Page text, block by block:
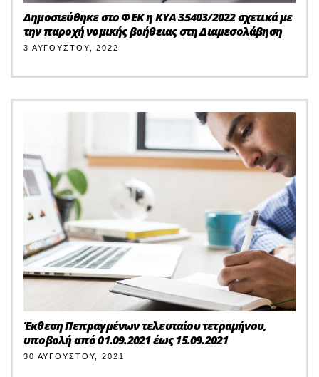
Δημοσιεύθηκε στο ΦΕΚ η ΚΥΑ 35403/2022 σχετικά με
την παροχή νομικής βοήθειας στη Διαμεσολάβηση
3 ΑΥΓΟΎΣΤΟΥ, 2022
Έκθεση Πεπραγμένων τελευταίου τετραμήνου,
υποβολή από 01.09.2021 έως 15.09.2021
30 ΑΥΓΟΎΣΤΟΥ, 2021